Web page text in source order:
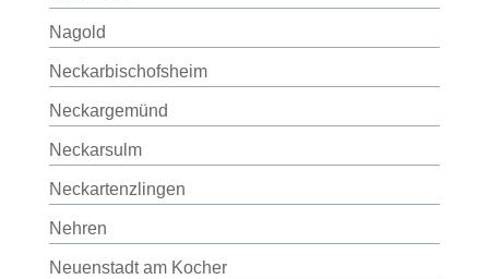
Nagold
Neckarbischofsheim
Neckargemünd
Neckarsulm
Neckartenzlingen
Nehren
Neuenstadt am Kocher